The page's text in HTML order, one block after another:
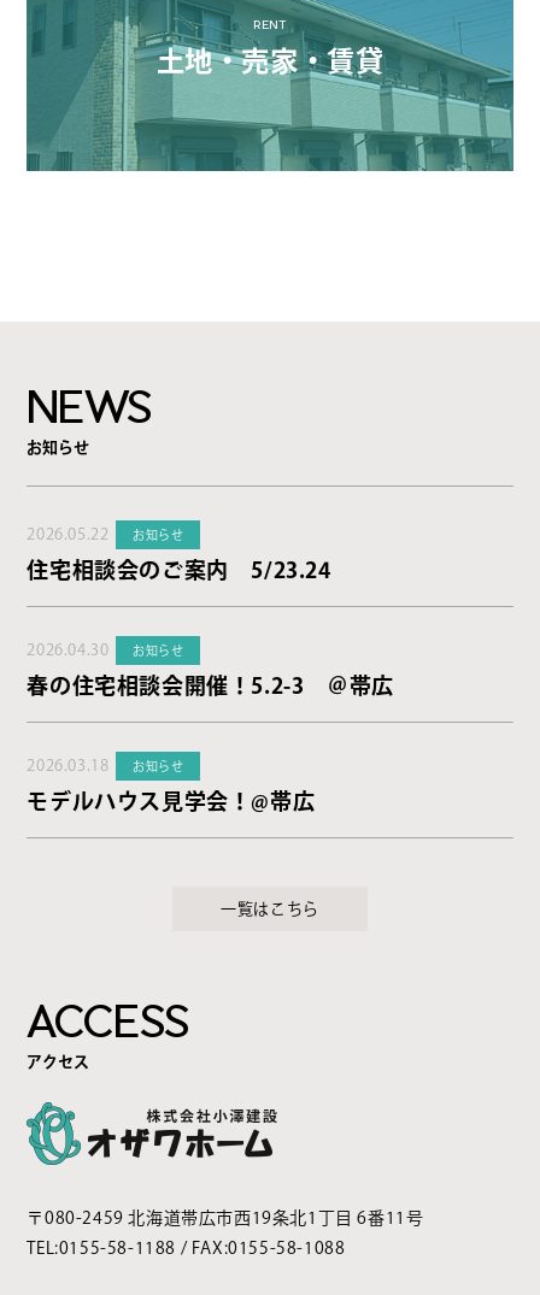
RENT
土地・売家・賃貸
NEWS
お知らせ
2026.05.22 お知らせ
住宅相談会のご案内 5/23.24
2026.04.30 お知らせ
春の住宅相談会開催！5.2-3 ＠帯広
2026.03.18 お知らせ
モデルハウス見学会！@帯広
一覧はこちら
ACCESS
アクセス
〒080-2459 北海道帯広市西19条北1丁目 6番11号
TEL:0155-58-1188 / FAX:0155-58-1088